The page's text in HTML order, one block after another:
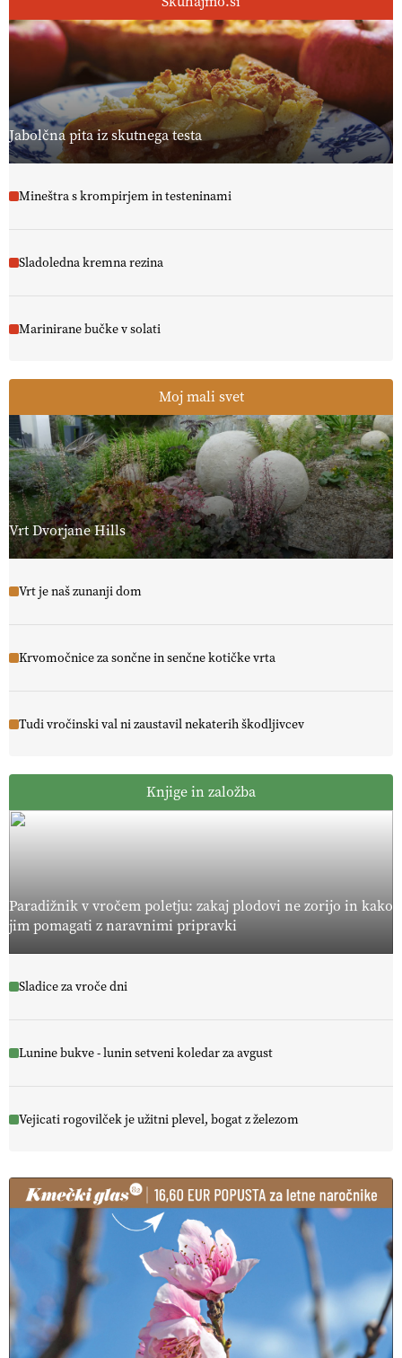
Jabolčna pita iz skutnega testa
Mineštra s krompirjem in testeninami
Sladoledna kremna rezina
Marinirane bučke v solati
Moj mali svet
Vrt Dvorjane Hills
Vrt je naš zunanji dom
Krvomočnice za sončne in senčne kotičke vrta
Tudi vročinski val ni zaustavil nekaterih škodljivcev
Knjige in založba
Paradižnik v vročem poletju: zakaj plodovi ne zorijo in kako
jim pomagati z naravnimi pripravki
Sladice za vroče dni
Lunine bukve - lunin setveni koledar za avgust
Vejicati rogovilček je užitni plevel, bogat z železom